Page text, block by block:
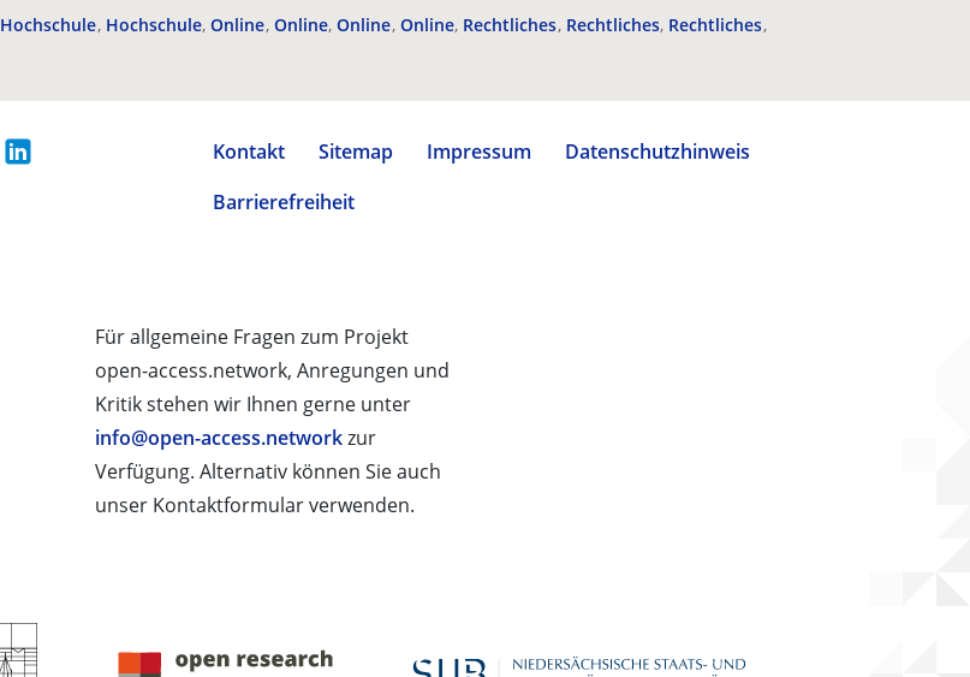
Hochschule Hochschule Online Online Online Online Rechtliches Rechtliches Rechtliches
Kontakt Sitemap Impressum
Datenschutzhinweis
Barrierefreiheit
Für allgemeine Fragen zum Projekt
open-access.network, Anregungen und
Kritik stehen wir Ihnen gerne unter
info@open-access.networkzur
Verfügung. Alternativ können Sie auch
unser Kontaktformular verwenden.